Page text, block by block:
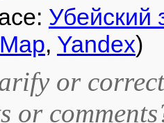
Убейский
, Yandex)
or
or